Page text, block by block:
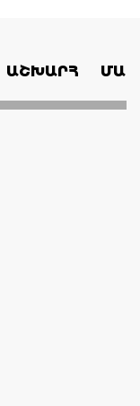
ԱՇԽԱՐՀ